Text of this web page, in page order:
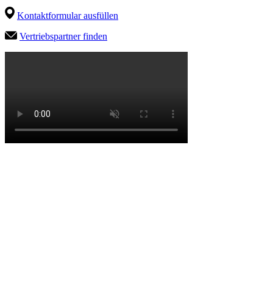
Kontaktformular ausfüllen
Vertriebspartner finden